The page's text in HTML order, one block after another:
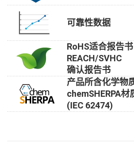
可靠性数据
RoHS适合报告书
REACH/SVHC
确认报告书
产品所含化学物
chemSHERPA材
(IEC 62474)